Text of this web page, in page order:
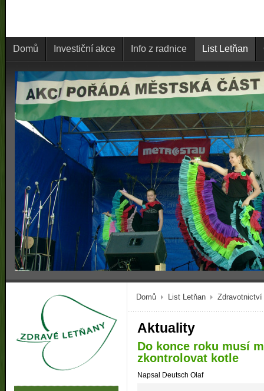
Domů Investiční akce Info z radnice List Letňan
Domů List Letňan Zdravotnictví
Aktuality
Do konce roku musí
zkontrolovat kotle
Napsal Deutsch Olaf